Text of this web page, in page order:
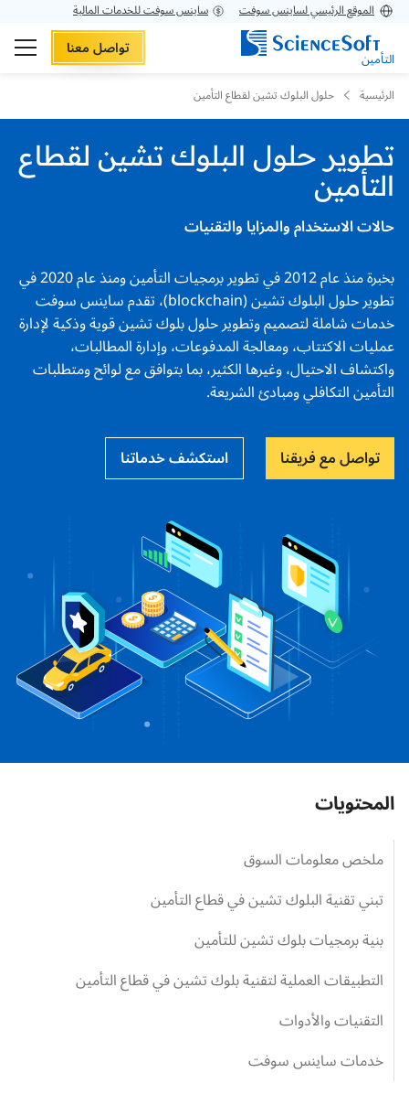
الموقع الرئيسي لساينس سوفت ساينس سوفت للخدمات المالية
التأمين تواصل معنا
الرئيسية حلول البلوك تشين لقطاع التأمين
تطوير حلول البلوك تشين لقطاع
التأمين
حالات الاستخدام والمزايا والتقنيات
بخبرة منذ عام 2012 في تطوير برمجيات التأمين ومنذ عام 2020 في
تطوير حلول البلوك تشين (blockchain)، تقدم ساينس سوفت
خدمات شاملة لتصميم وتطوير حلول بلوك تشين قوية وذكية لإدارة
عمليات الاكتتاب، ومعالجة المدفوعات، وإدارة المطالبات،
واكتشاف الاحتيال، وغيرها الكثير، بما بتوافق مع لوائح ومتطلبات
التأمين التكافلي ومبادئ الشريعة.
تواصل مع فريقنا استكشف خدماتنا
المحتويات
ملخص معلومات السوق
تبني تقنية البلوك تشين في قطاع التأمين
بنية برمجيات بلوك تشين للتأمين
التطبيقات العملية لتقنية بلوك تشين في قطاع التأمين
التقنيات والأدوات
خدمات ساينس سوفت